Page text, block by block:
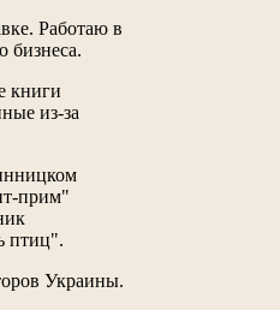
Работаю в
бизнеса.
книги
из-за
прим"
птиц".
Украины.